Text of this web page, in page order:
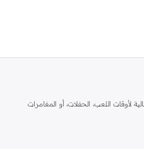
اللعب، الحفلات، أو المغامرات